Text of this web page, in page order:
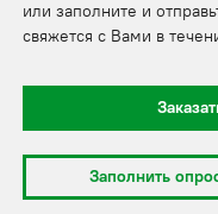
или заполните и
свяжется с Вами в
Заполнить